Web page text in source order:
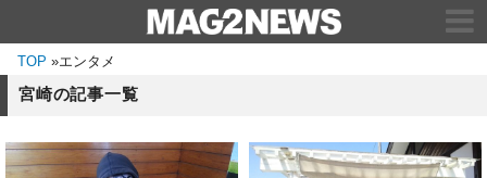
TOP »エンタメ
宮崎の記事一覧